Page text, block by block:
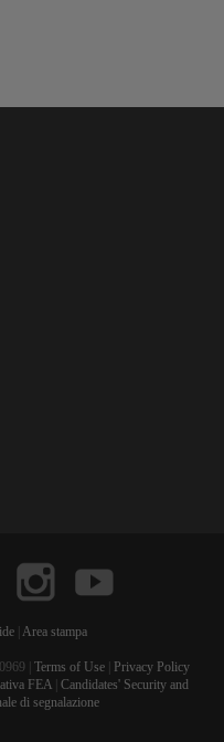
Area stampa
| Terms of Use|
Privacy Policy
FEA Candidates' Security and
di segnalazione